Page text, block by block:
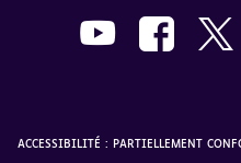
Nous suivre sur
Nous
ACCESSIBILITÉ : PARTIELLEMENT